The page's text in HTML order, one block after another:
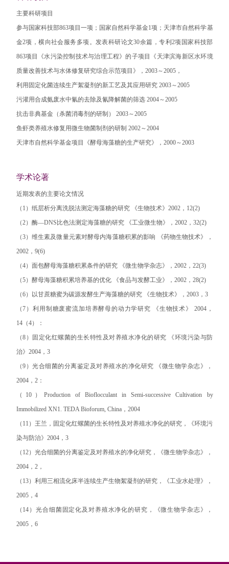
主要科研项目
参与国家科技部863项目一项；国家自然科学基金1项；天津市自然科学基
金2项，横向社会服务多项。发表科研论文30余篇，专利2项国家科技部
863项目《水污染控制技术与治理工程》的子项目《天津滨海新区水环境
质量改善技术与水体修复研究综合示范项目》，2003～2005，
利用固定化菌连续生产絮凝剂的新工艺及其应用研究 2003～2005
污灌用合成氨废水中氰的去除及氰降解菌的筛选 2004～2005
抗击非典基金（杀菌消毒剂的研制） 2003～2005
鱼虾类养殖水修复用微生物菌制剂的研制 2002～2004
天津市自然科学基金项目《酵母海藻糖的生产研究》，2000～2003
学术论著
近期发表的主要论文情况
（1）纸层析分离洗脱法测定海藻糖的研究 《生物技术》2002，12(2)
（2）酶—DNS比色法测定海藻糖的研究 《工业微生物》，2002，32(2)
（3）维生素及微量元素对酵母内海藻糖积累的影响 《药物生物技术》，
2002，9(6)
（4）面包酵母海藻糖积累条件的研究 《微生物学杂志》，2002，22(3)
（5）酵母海藻糖积累培养基的优化 《食品与发酵工业》，2002，28(2)
（6）以甘蔗糖蜜为碳源发酵生产海藻糖的研究 《生物技术》，2003，3
（7）利用制糖废蜜流加培养酵母的动力学研究 《生物技术》 2004，
14（4）：
（8）固定化红螺菌的生长特性及对养殖水净化的研究 《环境污染与防
治》2004，3
（9）光合细菌的分离鉴定及对养殖水的净化研究 《微生物学杂志》，
2004，2：
（10）Production of Bioflocculant in Semi-successive Cultivation by
Immobilized XN1. TEDA Bioforum, China，2004
（11）王兰，固定化红螺菌的生长特性及对养殖水净化的研究，《环境污
染与防治》2004，3
（12）光合细菌的分离鉴定及对养殖水的净化研究，《微生物学杂志》，
2004，2，
（13）利用三相流化床半连续生产生物絮凝剂的研究，《工业水处理》，
2005，4
（14）光合细菌固定化及对养殖水净化的研究，《微生物学杂志》，
2005，6